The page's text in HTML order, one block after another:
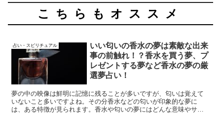
こちらもオススメ
占い・スピリチュアル
いい匂いの香水の夢は素敵な出来
事の前触れ！？香水を買う夢、プ
レゼントする夢など香水の夢の厳
選夢占い！
夢の中の映像は鮮明に記憶に残ることが多いですが、匂いは覚えて
いないこと多いですよね。その分香水などの匂いが印象的な夢に
は、ある特徴が見られます。香水や匂いの夢にはどんな意味やサイ